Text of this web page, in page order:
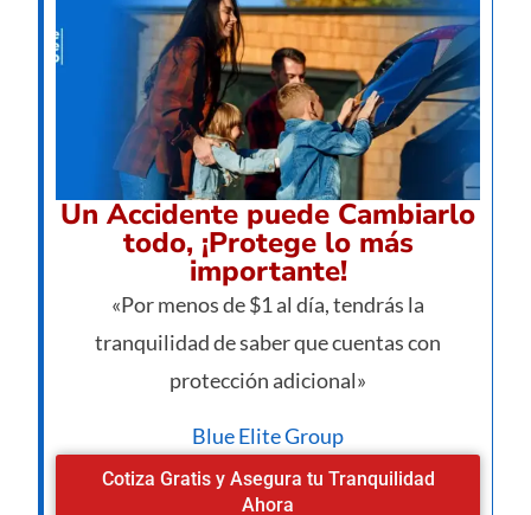
Un Accidente puede Cambiarlo
todo, ¡Protege lo más
importante!
«Por menos de $1 al día, tendrás la
tranquilidad de saber que cuentas con
protección adicional»
Blue Elite Group
Cotiza Gratis y Asegura tu Tranquilidad
Ahora